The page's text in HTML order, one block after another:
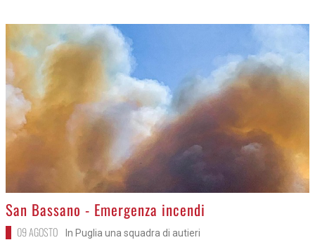
>
San Bassano - Emergenza incendi
09 AGOSTO In Puglia una squadra di autieri